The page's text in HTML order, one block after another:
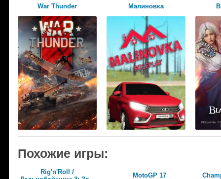
War Thunder Малиновка
Похожие игры:
Rig'n'Roll /
MotoGP 17